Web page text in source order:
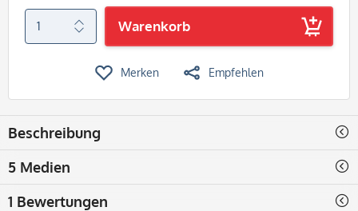
Warenkorb
Merken Empfehlen
Beschreibung
5 Medien
1 Bewertungen